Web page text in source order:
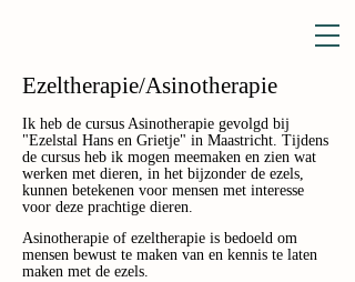
Ezeltherapie/Asinotherapie
Ik heb de cursus Asinotherapie gevolgd bij
"Ezelstal Hans en Grietje" in Maastricht. Tijdens
de cursus heb ik mogen meemaken en zien wat
werken met dieren, in het bijzonder de ezels,
kunnen betekenen voor mensen met interesse
voor deze prachtige dieren.
Asinotherapie of ezeltherapie is bedoeld om
mensen bewust te maken van en kennis te laten
maken met de ezels.